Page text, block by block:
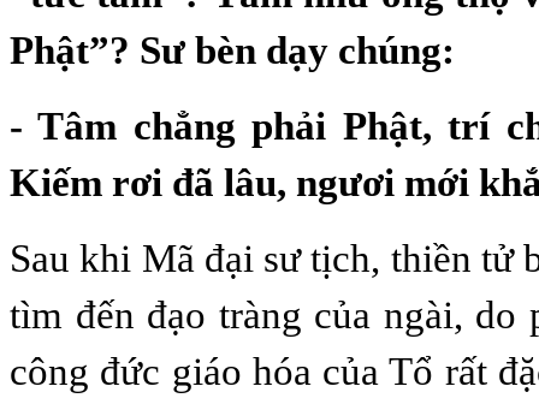
Phật”? Sư bèn dạy chúng:
- Tâm chẳng phải Phật, trí
Kiếm rơi đã lâu, ngươi mới
Sau khi Mã đại sư tịch, thiền tử
tìm đến đạo tràng của ngài, do
công đức giáo hóa của Tổ rất